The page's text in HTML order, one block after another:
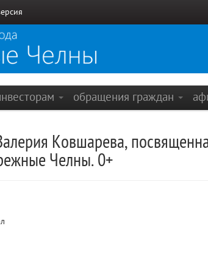
обращения граждан
Ковшарева,
Челны. 0+